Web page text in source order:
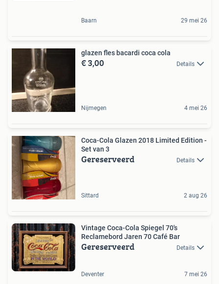
Baarn 29 mei 26
glazen fles bacardi coca cola
€ 3,00 Details
Nijmegen 4 mei 26
Coca-Cola Glazen 2018 Limited Edition -
Set van 3
Gereserveerd Details
Sittard 2 aug 26
Vintage Coca-Cola Spiegel 70's
Reclamebord Jaren 70 Café Bar
Gereserveerd Details
Deventer 7 mei 26